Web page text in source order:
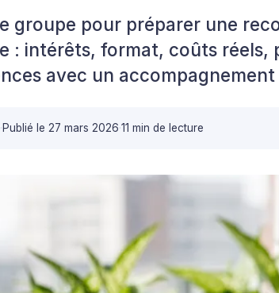
groupe pour préparer une
: intérêts, format, coûts réels,
avec un
·Publié le 27 mars 2026·11 min de lecture